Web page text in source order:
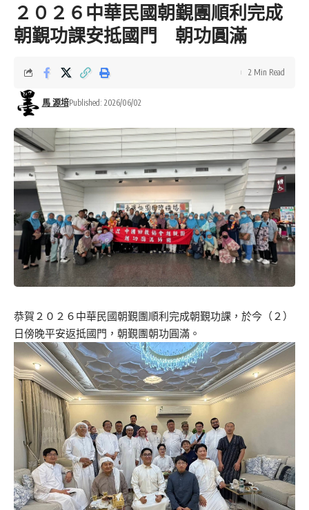
２０２６中華民國朝覲團順利完成
朝覲功課安抵國門 朝功圓滿
馬 源培Published: 2026/06/02
2 Min Read
恭賀２０２６中華民國朝覲團順利完成朝覲功課，於今（２）
日傍晚平安返抵國門，朝覲團朝功圓滿。